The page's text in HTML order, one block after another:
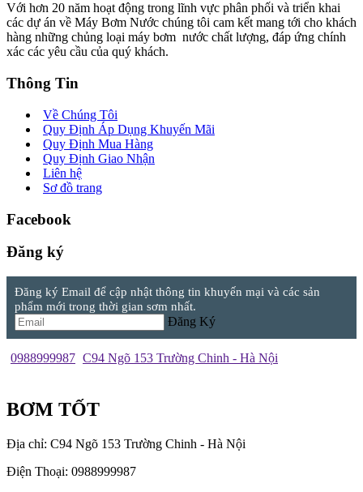
Với hơn 20 năm hoạt động trong lĩnh vực phân phối và triển khai
các dự án về Máy Bơm Nước chúng tôi cam kết mang tới cho khách
hàng những chủng loại máy bơm nước chất lượng, đáp ứng chính
xác các yêu cầu của quý khách.
Thông Tin
Về Chúng Tôi
Quy Định Áp Dụng Khuyến Mãi
Quy Định Mua Hàng
Quy Định Giao Nhận
Liên hệ
Sơ đồ trang
Facebook
Đăng ký
Đăng ký Email để cập nhật thông tin khuyến mại và các sản
phẩm mới trong thời gian sơm nhất.
Đăng Ký
0988999987 C94 Ngõ 153 Trường Chinh - Hà Nội
BƠM TỐT
Địa chỉ: C94 Ngõ 153 Trường Chinh - Hà Nội
Điện Thoại: 0988999987